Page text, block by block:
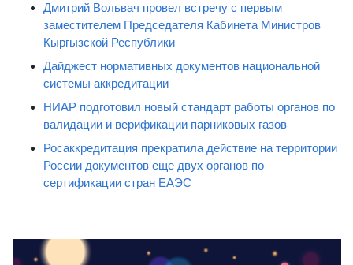
Дмитрий Вольвач провел встречу с первым
заместителем Председателя Кабинета Министров
Кыргызской Республики
Дайджест нормативных документов национальной
системы аккредитации
НИАР подготовил новый стандарт работы органов по
валидации и верификации парниковых газов
Росаккредитация прекратила действие на территории
России документов еще двух органов по
сертификации стран ЕАЭС